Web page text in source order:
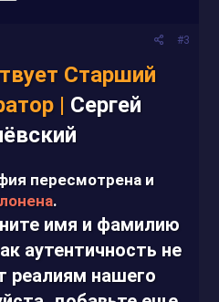
#3
Старший
| Сергей
пересмотрена и
.
имя и фамилию
аутентичность не
реалиям нашего